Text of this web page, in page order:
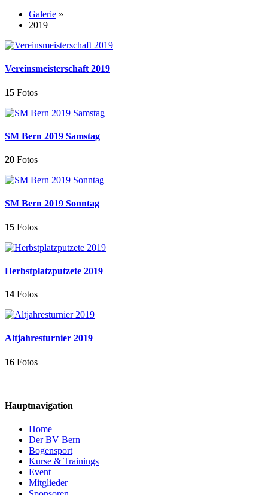
Galerie »
2019
Vereinsmeisterschaft 2019
15 Fotos
SM Bern 2019 Samstag
20 Fotos
SM Bern 2019 Sonntag
15 Fotos
Herbstplatzputzete 2019
14 Fotos
Altjahresturnier 2019
16 Fotos
Hauptnavigation
Home
Der BV Bern
Bogensport
Kurse & Trainings
Event
Mitglieder